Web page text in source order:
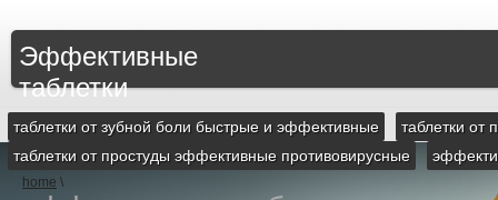
Эффективные
таблетки
таблетки от зубной боли быстрые и эффективные
таблетки от
таблетки от простуды эффективные противовирусные
home \